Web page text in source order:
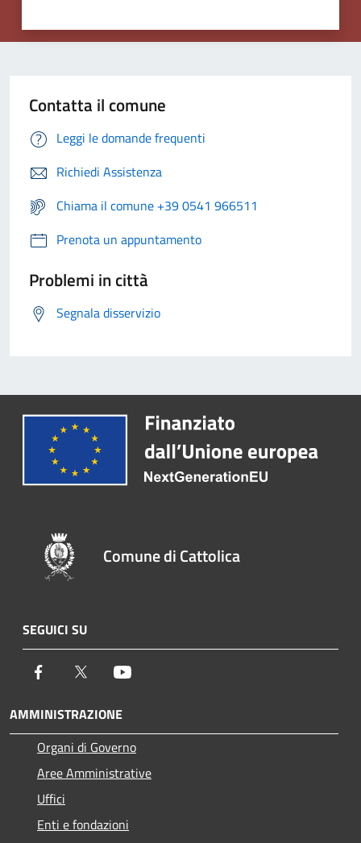
Contatta il comune
Leggi le domande frequenti
Richiedi Assistenza
Chiama il comune +39 0541 966511
Prenota un appuntamento
Problemi in città
Segnala disservizio
Comune di Cattolica
SEGUICI SU
Facebook Twitter
AMMINISTRAZIONE
Organi di Governo
Aree Amministrative
Uffici
Enti e fondazioni